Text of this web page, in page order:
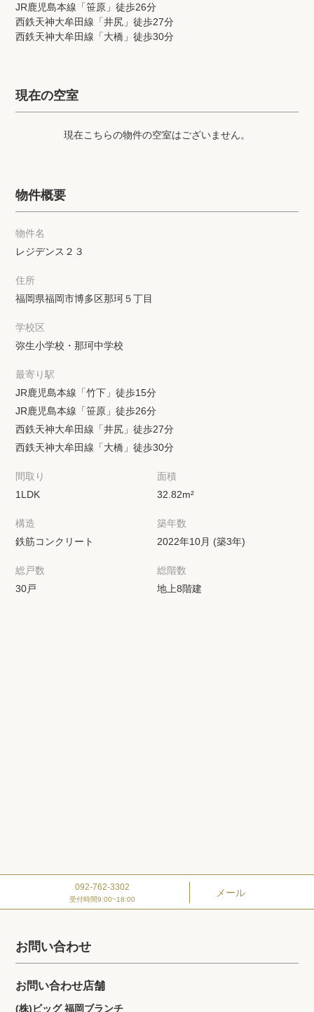
高級賃貸物件コラム modern classについて
高級賃貸物件トピック 会社概要
商標について
JR鹿児島本線「笹原」徒歩26分
西鉄天神大牟田線「井尻」徒歩27分
西鉄天神大牟田線「大橋」徒歩30分
現在の空室
現在こちらの物件の空室はございません。
物件概要
物件名
レジデンス２３
住所
福岡県福岡市博多区那珂５丁目
学校区
弥生小学校・那珂中学校
最寄り駅
JR鹿児島本線「竹下」徒歩15分
JR鹿児島本線「笹原」徒歩26分
西鉄天神大牟田線「井尻」徒歩27分
西鉄天神大牟田線「大橋」徒歩30分
間取り
1LDK
面積
32.82m²
構造
鉄筋コンクリート
築年数
2022年10月 (築3年)
総戸数
30戸
総階数
地上8階建
092-762-3302
受付時間9:00~18:00
メール
お問い合わせ
お問い合わせ店舗
(株)ビッグ 福岡ブランチ